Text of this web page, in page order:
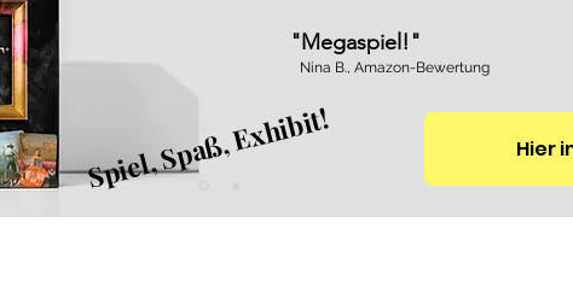
Fiktive Gemälderückseite
"Megaspiel!"
Nina B., Amazon-Bewertung
Spiel, Spaß, Exhibit! Hier